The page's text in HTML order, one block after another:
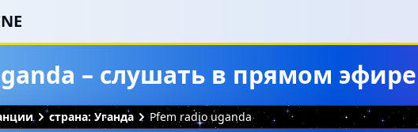
– слушать в прямом эфире
страна: Уганда Pfem radio uganda